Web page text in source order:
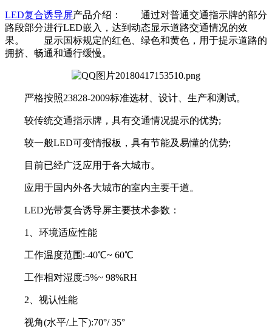
LED复合诱导屏产品介绍： 通过对普通交通指示牌的部分
路段部分进行LED嵌入，达到动态显示道路交通情况的效
果。 显示国标规定的红色、绿色和黄色，用于提示道路的
拥挤、畅通和通行缓慢。
严格按照23828-2009标准选材、设计、生产和测试。
较传统交通指示牌，具有交通情况提示的优势;
较一般LED可变情报板，具有节能及易懂的优势;
目前已经广泛应用于各大城市。
应用于国内外各大城市的室内主要干道。
LED光带复合诱导屏主要技术参数：
1、环境适应性能
工作温度范围:-40℃~ 60℃
工作相对湿度:5%~ 98%RH
2、视认性能
视角(水平/上下):70°/ 35°